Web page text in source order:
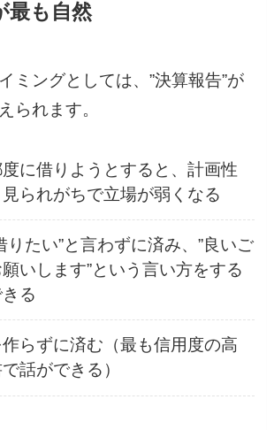
最も自然
ミングとしては、”決算報告”が
られます。
に借りようとすると、計画性
られがちで立場が弱くなる
りたい”と言わずに済み、”良いご
いします”という言い方をする
る
らずに済む（最も信用度の高
話ができる）